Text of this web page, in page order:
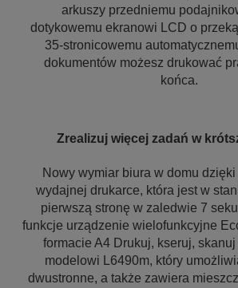
arkuszy przedniemu
dotykowemu ekranowi LCD o
35-stronicowemu
dokumentów możesz drukować
końca.
Zrealizuj więcej zadań w
Nowy wymiar biura w domu
wydajnej drukarce, która jest w
pierwszą stronę w zaledwie 7
funkcje urządzenie wielofunkcyjne
formacie A4 Drukuj, kseruj,
modelowi L6490m, który
dwustronne, a także zawiera